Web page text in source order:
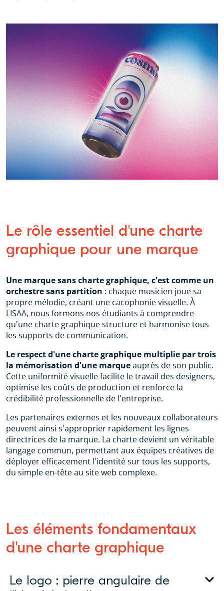
Le rôle essentiel d'une charte
graphique pour une marque
Une marque sans charte graphique, c'est comme un
orchestre sans partition : chaque musicien joue sa
propre mélodie, créant une cacophonie visuelle. À
LISAA, nous formons nos étudiants à comprendre
qu'une charte graphique structure et harmonise tous
les supports de communication.
Le respect d'une charte graphique multiplie par trois
la mémorisation d'une marqueauprès de son public.
Cette uniformité visuelle facilite le travail des designers,
optimise les coûts de production et renforce la
crédibilité professionnelle de l'entreprise.
Les partenaires externes et les nouveaux collaborateurs
peuvent ainsi s'approprier rapidement les lignes
directrices de la marque. La charte devient un véritable
langage commun, permettant aux équipes créatives de
déployer efficacement l'identité sur tous les supports,
du simple en-tête au site web complexe.
Les éléments fondamentaux
d'une charte graphique
Le logo : pierre angulaire de